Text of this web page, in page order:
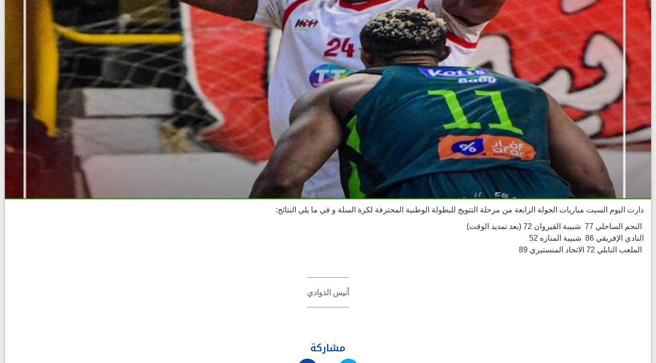
دارت اليوم السبت مباريات الجولة الرابعة من مرحلة التتويج للبطولة الوطنية المحترفة لكرة السلة و في ما يلي النتائج:
النجم الساحلي 77 شبيبة القيروان 72 (بعد تمديد الوقت)
النادي الإفريقي 86 شبيبة المنازه 52
الملعب النابلي 72 الاتحاد المنستيري 89
أنيس الذوادي
مشاركة